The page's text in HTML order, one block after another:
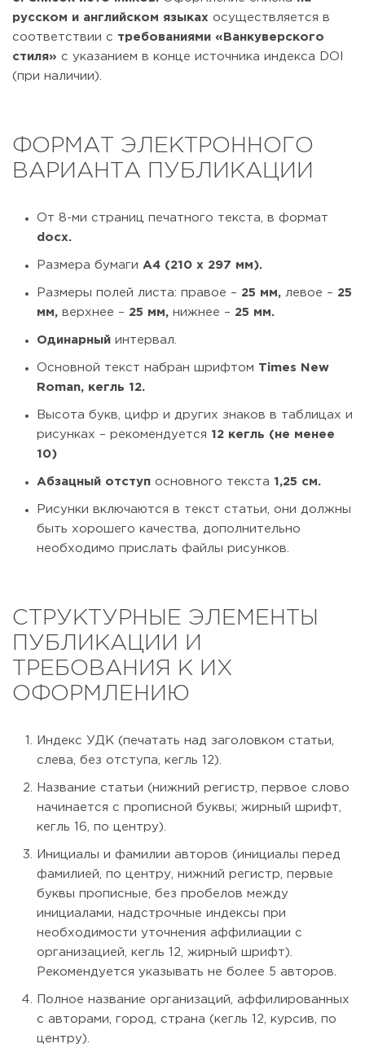
русском и английском языках осуществляется в
соответствии с требованиями «Ванкуверского
стиля» с указанием в конце источника индекса DOI
(при наличии).
ФОРМАТ ЭЛЕКТРОННОГО
ВАРИАНТА ПУБЛИКАЦИИ
От 8-ми страниц печатного текста, в формат
docx.
Размера бумаги А4 (210 х 297 мм).
Размеры полей листа: правое – 25 мм, левое – 25
мм, верхнее – 25 мм, нижнее – 25 мм.
Одинарный интервал.
Основной текст набран шрифтом Times New
Roman, кегль 12.
Высота букв, цифр и других знаков в таблицах и
рисунках – рекомендуется 12 кегль (не менее
10)
Абзацный отступ основного текста 1,25 см.
Рисунки включаются в текст статьи, они должны
быть хорошего качества, дополнительно
необходимо прислать файлы рисунков.
СТРУКТУРНЫЕ ЭЛЕМЕНТЫ
ПУБЛИКАЦИИ И
ТРЕБОВАНИЯ К ИХ
ОФОРМЛЕНИЮ
Индекс УДК (печатать над заголовком статьи,
слева, без отступа, кегль 12).
Название статьи (нижний регистр, первое слово
начинается с прописной буквы; жирный шрифт,
кегль 16, по центру).
Инициалы и фамилии авторов (инициалы перед
фамилией, по центру, нижний регистр, первые
буквы прописные, без пробелов между
инициалами, надстрочные индексы при
необходимости уточнения аффилиации с
организацией, кегль 12, жирный шрифт).
Рекомендуется указывать не более 5 авторов.
Полное название организаций, аффилированных
с авторами, город, страна (кегль 12, курсив, по
центру).